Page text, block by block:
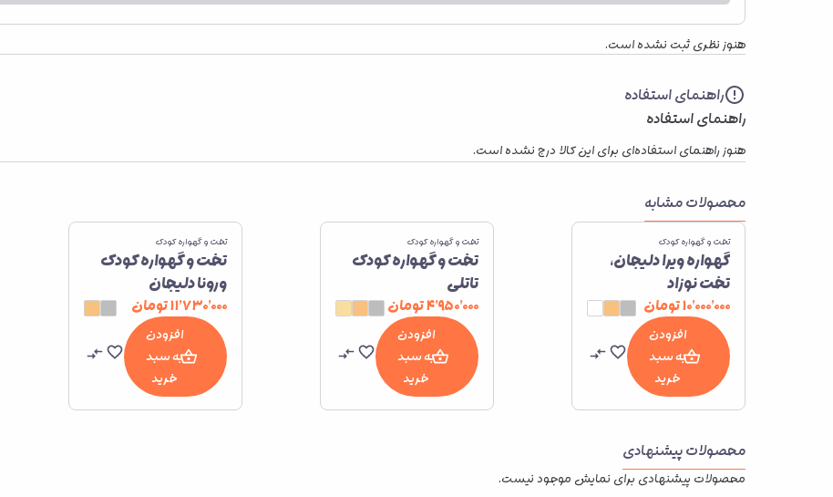
هنوز نظری ثبت نشده است.
راهنمای استفاده
راهنمای استفاده
هنوز راهنمای استفاده‌ای برای این کالا درج نشده است.
محصولات مشابه
تخت و گهواره کودک
گهواره ویرا دلیجان،
تخت نوزاد
۱۰٬۰۰۰٬۰۰۰تومان
افزودن
به سبد
خرید
تخت و گهواره کودک
تخت و گهواره کودک
تاتلی
۴٬۹۵۰٬۰۰۰تومان
افزودن
به سبد
خرید
تخت و گهواره کودک
تخت و گهواره کودک
ورونا دلیجان
۱۱٬۷۳۰٬۰۰۰تومان
افزودن
به سبد
خرید
محصولات پیشنهادی
محصولات پیشنهادی برای نمایش موجود نیست.